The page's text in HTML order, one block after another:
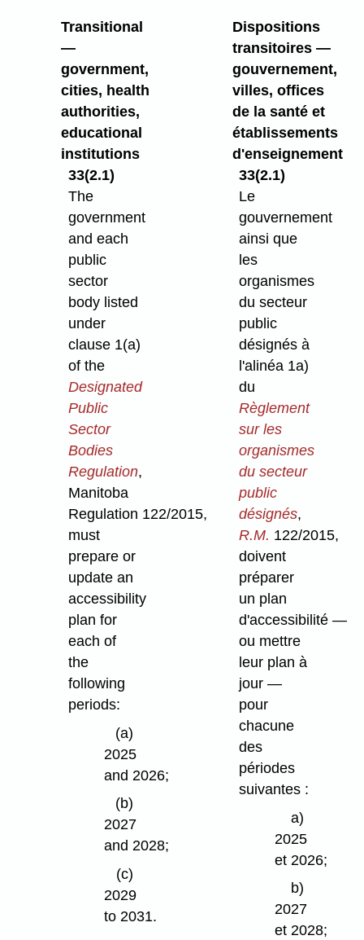
Transitional
—
government,
cities, health
authorities,
educational
institutions
33(2.1)
The
government
and each
public
sector
body listed
under
clause 1(a)
of the
Designated
Public
Sector
Bodies
Regulation,
Manitoba
Regulation 122/2015,
must
prepare or
update an
accessibility
plan for
each of
the
following
periods:
(a)
2025
and 2026;
(b)
2027
and 2028;
(c)
2029
to 2031.
Dispositions
transitoires —
gouvernement,
villes, offices
de la santé et
établissements
d'enseignement
33(2.1)
Le
gouvernement
ainsi que
les
organismes
du secteur
public
désignés à
l'alinéa 1a)
du
Règlement
sur les
organismes
du secteur
public
désignés,
R.M. 122/2015,
doivent
préparer
un plan
d'accessibilité —
ou mettre
leur plan à
jour —
pour
chacune
des
périodes
suivantes :
a)
2025
et 2026;
b)
2027
et 2028;